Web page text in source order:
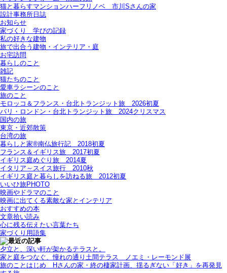
猫と暮らすマンションハーフリノベ＿市川Sさんの家
設計事務所日誌
お知らせ
家づくり 学びの記録
私の好きな建物
旅で出合う建物・インテリア・庭
お宅訪問
暮らしのこと
雑記
猫たちのこと
愛車ラシーンのこと
旅のこと
モロッコ＆フランス・台北トランジット旅＿2026初夏
パリ・ロンドン・台北トランジット旅＿2024クリスマス
国内の旅
東京・近郊散策
台湾の旅
暮らしと家®南仏旅行記＿2018初夏
フランス＆イギリス旅＿2017初夏
イギリス庭めぐり旅＿2014夏
イタリア～スイス旅行 2010秋
イギリス庭と暮らしを訪ねる旅＿2012初夏
いいひ旅PHOTO
映画やドラマのこと
映画に出てくる素敵な家とインテリア
おすすめの本
文章拾い読み
心に残る伝えたい言葉たち
家づくり用語集
夕立と、深い軒が架かるテラスと。
家と庭をつなぐ、憧れの通り土間テラス＿ノエミ・レーモンド展
旅のことはじめ＿Hさんの家・終の棲家計画、揺るぎない「好き」を再発見